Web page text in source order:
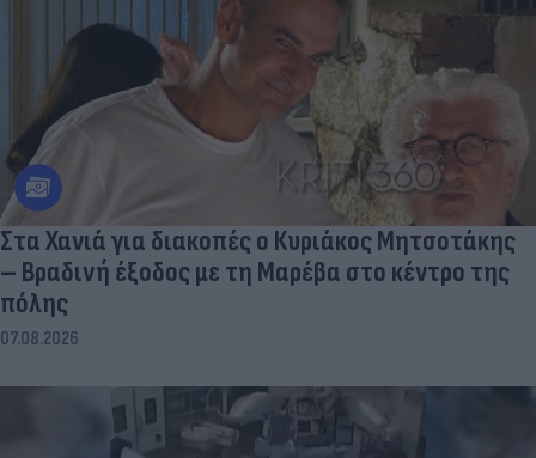
Στα Χανιά για διακοπές ο Κυριάκος Μητσοτάκης
– Βραδινή έξοδος με τη Μαρέβα στο κέντρο της
πόλης
07.08.2026